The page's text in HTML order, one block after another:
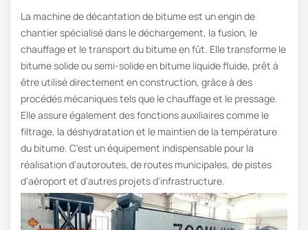
La machine de décantation de bitume est un engin de
chantier spécialisé dans le déchargement, la fusion, le
chauffage et le transport du bitume en fût. Elle transforme le
bitume solide ou semi-solide en bitume liquide fluide, prêt à
être utilisé directement en construction, grâce à des
procédés mécaniques tels que le chauffage et le pressage.
Elle assure également des fonctions auxiliaires comme le
filtrage, la déshydratation et le maintien de la température
du bitume. C'est un équipement indispensable pour la
réalisation d'autoroutes, de routes municipales, de pistes
d'aéroport et d'autres projets d'infrastructure.